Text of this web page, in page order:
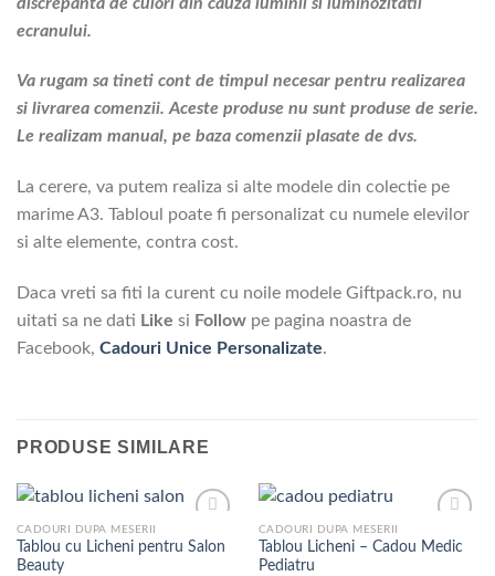
ecranului.
Va rugam sa tineti cont de timpul necesar pentru realizarea
si livrarea comenzii. Aceste produse nu sunt produse de serie.
Le realizam manual, pe baza comenzii plasate de dvs.
La cerere, va putem realiza si alte modele din colectie pe
marime A3. Tabloul poate fi personalizat cu numele elevilor
si alte elemente, contra cost.
Daca vreti sa fiti la curent cu noile modele Giftpack.ro, nu
uitati sa ne dati Like si Follow pe pagina noastra de
Facebook, Cadouri Unice Personalizate.
PRODUSE SIMILARE
CADOURI DUPA MESERII
Tablou cu Licheni pentru Salon
Beauty
CADOURI DUPA MESERII
Tablou Licheni – Cadou Medic
Pediatru